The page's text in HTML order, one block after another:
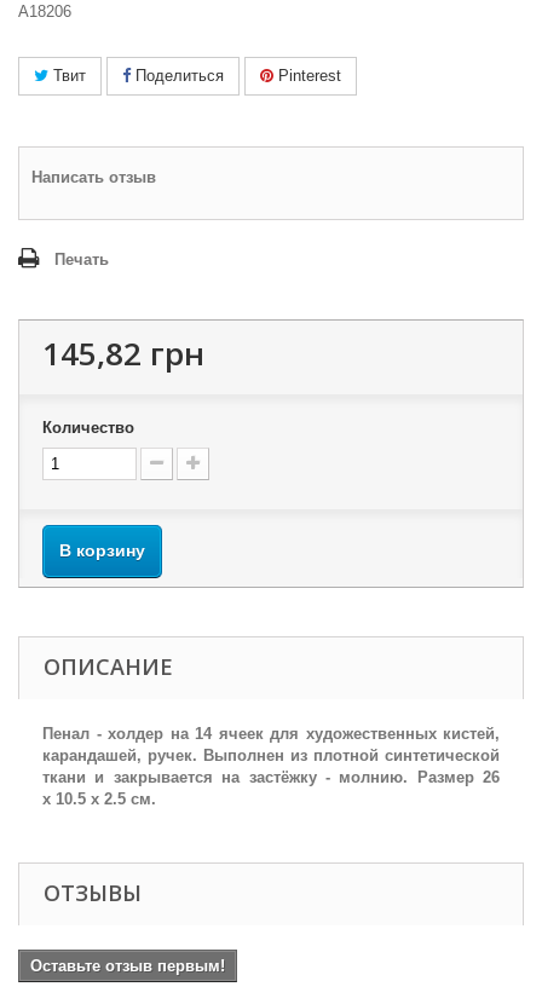
A18206
Твит Поделиться Pinterest
Написать отзыв
Печать
145,82 грн
Количество
В корзину
ОПИСАНИЕ
Пенал - холдер на 14 ячеек для художественных кистей,
карандашей, ручек. Выполнен из плотной синтетической
ткани и закрывается на застёжку - молнию. Размер 26
x 10.5 x 2.5 см.
ОТЗЫВЫ
Оставьте отзыв первым!